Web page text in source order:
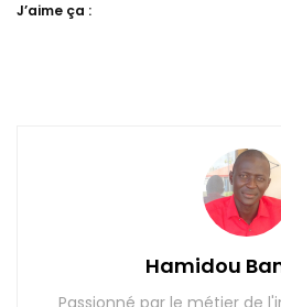
J’aime ça :
Hamidou